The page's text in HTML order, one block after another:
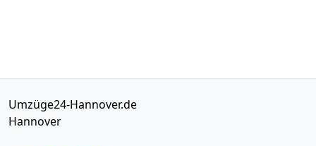
Umzüge24-Hannover.de
Hannover